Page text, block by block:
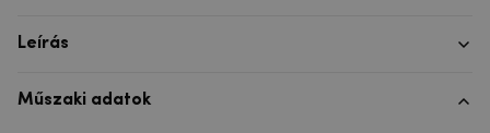
Leírás
Műszaki adatok